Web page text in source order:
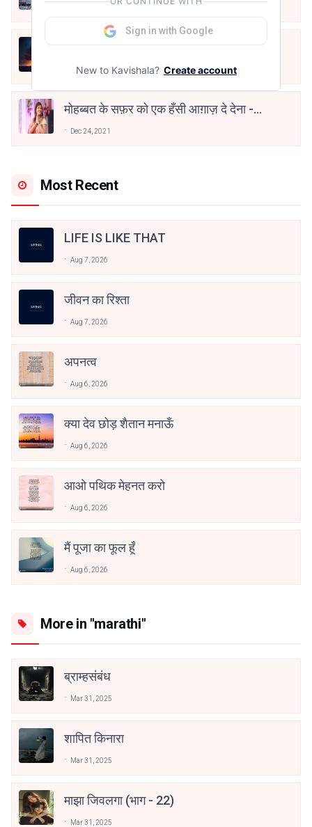
हिज्र पे ये रात भी
May 12, 2024
मोहब्बत के सफ़र को एक हँसी आग़ाज़ दे देना -
Dec 24, 2021
Most Recent
LIFE IS LIKE THAT
Aug 7, 2026
जीवन का रिश्ता
Aug 7, 2026
अपनत्व
Aug 6, 2026
क्या देव छोड़ शैतान मनाऊँ
Aug 6, 2026
आओ पथिक मेहनत करो
Aug 6, 2026
मैं पूजा का फूल हूँ
Aug 6, 2026
More in "marathi"
ब्राम्हसंबंध
Mar 31, 2025
शापित किनारा
Mar 31, 2025
माझा जिवलगा (भाग - 22)
Mar 31, 2025
Sign in with Google
New to Kavishala? Create account